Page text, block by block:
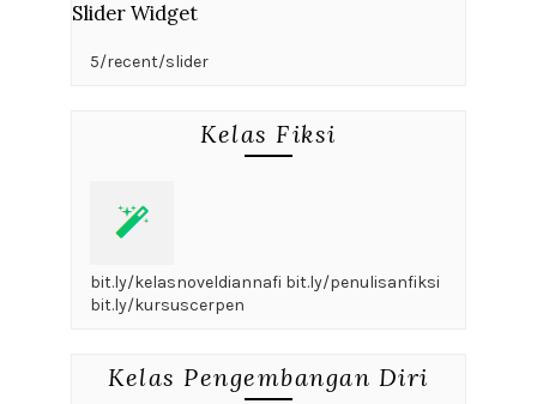
Slider Widget
5/recent/slider
Kelas Fiksi
bit.ly/kelasnoveldiannafi bit.ly/penulisanfiksi
bit.ly/kursuscerpen
Kelas Pengembangan Diri